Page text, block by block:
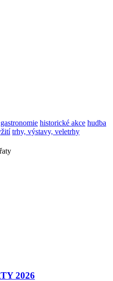
gastronomie historické akce hudba
trhy, výstavy, veletrhy
2026